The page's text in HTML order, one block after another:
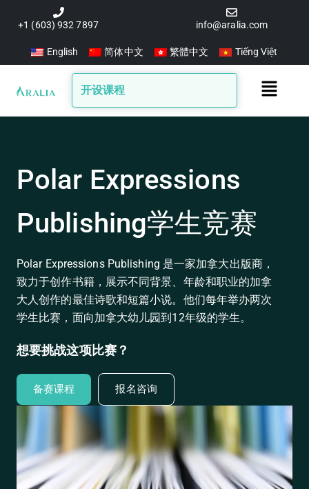
容
+1 (603) 932 7897 info@aralia.com
English 简体中文 繁體中文 Tiếng Việt
开设课程
Main
Polar Expressions
Publishing学生竞赛
Polar Expressions Publishing 是一家加拿大出版商，
致力于创作书籍，展示不同背景、年龄和职业的加拿
大人创作的最佳诗歌和短篇小说。他们每年举办两次
学生比赛，面向加拿大幼儿园到12年级的学生。
想要挑战这项比赛？
备赛课程 报名咨询